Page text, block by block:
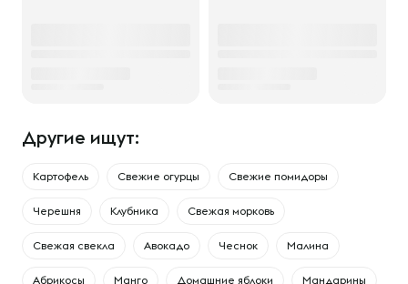
Другие ищут:
Картофель Свежие огурцы Свежие помидоры
Черешня Клубника Свежая морковь
Свежая свекла Авокадо Чеснок Малина
Абрикосы Манго Домашние яблоки Мандарины